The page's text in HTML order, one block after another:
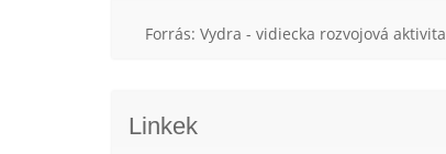
Forrás: Vydra - vidiecka rozvojová aktivita
Linkek